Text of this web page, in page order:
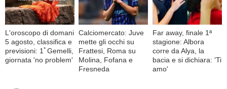
L'oroscopo di domani
5 agosto, classifica e
previsioni: 1ﾟGemelli,
giornata 'no problem'
Calciomercato: Juve
mette gli occhi su
Frattesi, Roma su
Molina, Fofana e
Fresneda
Far away, finale 1ª
stagione: Albora
corre da Alya, la
bacia e si dichiara: 'Ti
amo'